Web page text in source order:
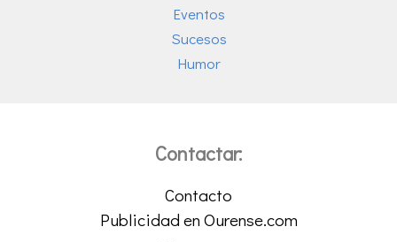
Eventos
Sucesos
Humor
Contactar:
Contacto
Publicidad en Ourense.com